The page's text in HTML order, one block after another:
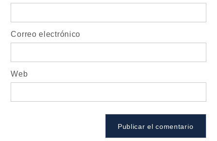
Correo electrónico
Web